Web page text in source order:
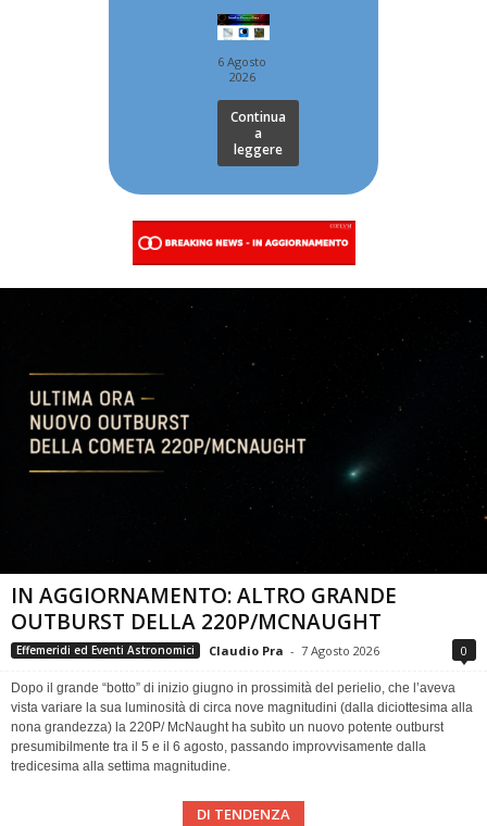
6 Agosto
2026
Continua
a
leggere
IN AGGIORNAMENTO: ALTRO GRANDE
OUTBURST DELLA 220P/MCNAUGHT
Effemeridi ed Eventi Astronomici Claudio Pra - 7 Agosto 2026 0
Dopo il grande “botto” di inizio giugno in prossimità del perielio, che l’aveva
vista variare la sua luminosità di circa nove magnitudini (dalla diciottesima alla
nona grandezza) la 220P/ McNaught ha subìto un nuovo potente outburst
presumibilmente tra il 5 e il 6 agosto, passando improvvisamente dalla
tredicesima alla settima magnitudine.
DI TENDENZA